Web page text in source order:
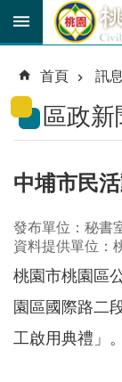
跳到主要內容區塊
育
貼
公
路
線
市
民
卡
進
階
搜
首頁 訊
區政新
中埔市民
發布單位：秘書
資料提供單位：
桃園市桃園區
園區國際路二
工啟用典禮」。